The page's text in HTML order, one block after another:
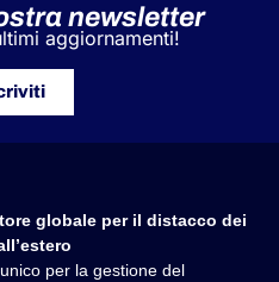
newsletter
aggiornamenti!
globale per il distacco dei
per la gestione del